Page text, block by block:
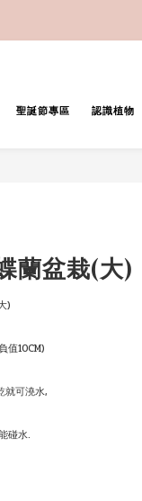
聖誕節專區 認識植物
蘭盆栽(大)
)
值10CM)
就可澆水,
碰水.